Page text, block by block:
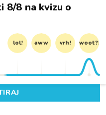
8/8 na kvizu o
lol! aww vrh! woot?!